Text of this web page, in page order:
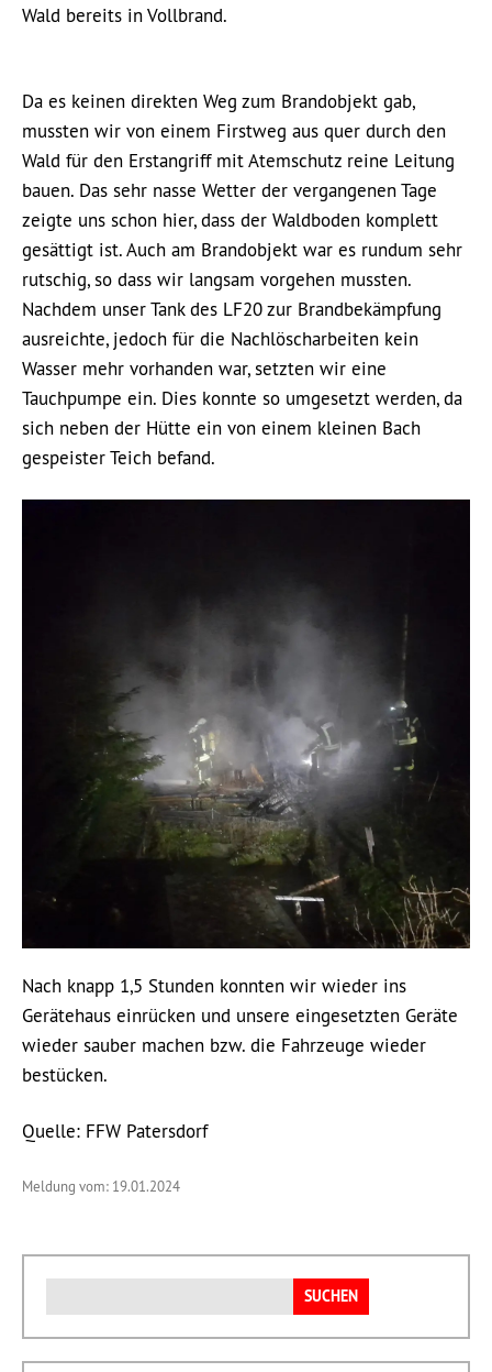
Wald bereits in Vollbrand.
Da es keinen direkten Weg zum Brandobjekt gab,
mussten wir von einem Firstweg aus quer durch den
Wald für den Erstangriff mit Atemschutz reine Leitung
bauen. Das sehr nasse Wetter der vergangenen Tage
zeigte uns schon hier, dass der Waldboden komplett
gesättigt ist. Auch am Brandobjekt war es rundum sehr
rutschig, so dass wir langsam vorgehen mussten.
Nachdem unser Tank des LF20 zur Brandbekämpfung
ausreichte, jedoch für die Nachlöscharbeiten kein
Wasser mehr vorhanden war, setzten wir eine
Tauchpumpe ein. Dies konnte so umgesetzt werden, da
sich neben der Hütte ein von einem kleinen Bach
gespeister Teich befand.
Nach knapp 1,5 Stunden konnten wir wieder ins
Gerätehaus einrücken und unsere eingesetzten Geräte
wieder sauber machen bzw. die Fahrzeuge wieder
bestücken.
Quelle: FFW Patersdorf
Meldung vom: 19.01.2024
nach: